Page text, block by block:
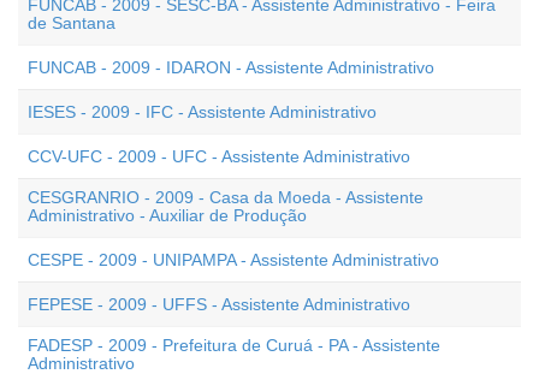
FUNCAB - 2009 - SESC-BA - Assistente Administrativo - Feira
de Santana
FUNCAB - 2009 - IDARON - Assistente Administrativo
IESES - 2009 - IFC - Assistente Administrativo
CCV-UFC - 2009 - UFC - Assistente Administrativo
CESGRANRIO - 2009 - Casa da Moeda - Assistente
Administrativo - Auxiliar de Produção
CESPE - 2009 - UNIPAMPA - Assistente Administrativo
FEPESE - 2009 - UFFS - Assistente Administrativo
FADESP - 2009 - Prefeitura de Curuá - PA - Assistente
Administrativo